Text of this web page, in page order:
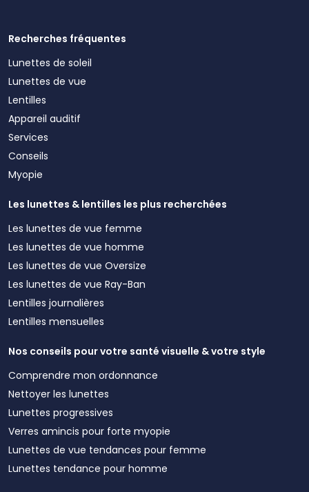
Recherches fréquentes
Lunettes de soleil
Lunettes de vue
Lentilles
Appareil auditif
Services
Conseils
Myopie
Les lunettes & lentilles les plus recherchées
Les lunettes de vue femme
Les lunettes de vue homme
Les lunettes de vue Oversize
Les lunettes de vue Ray-Ban
Lentilles journalières
Lentilles mensuelles
Nos conseils pour votre santé visuelle & votre style
Comprendre mon ordonnance
Nettoyer les lunettes
Lunettes progressives
Verres amincis pour forte myopie
Lunettes de vue tendances pour femme
Lunettes tendance pour homme